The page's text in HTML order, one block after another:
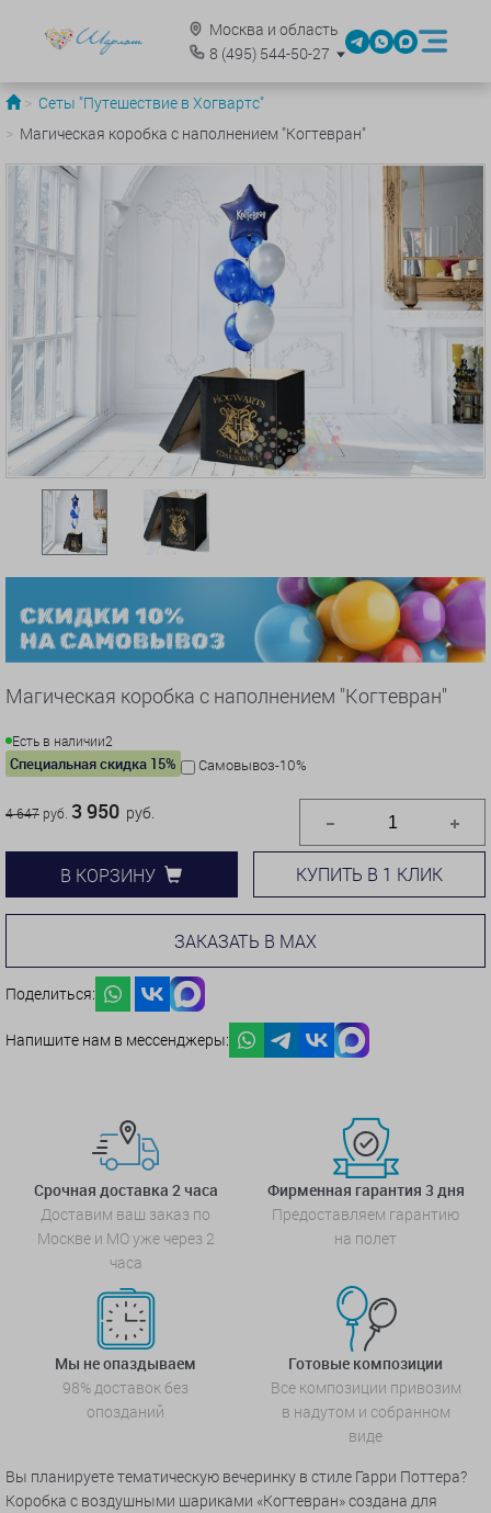
Москва и область
8 (495)544-50-27
Сеты "Путешествие в Хогвартс"
Магическая коробка с наполнением "Когтевран"
Магическая коробка с наполнением "Когтевран"
Есть в наличии2
Специальная скидка 15% Самовывоз-10%
4 647 руб. 3 950 руб.
В КОРЗИНУ КУПИТЬ В 1 КЛИК
ЗАКАЗАТЬ В MAX
Поделиться:
Напишите нам в мессенджеры:
Срочная доставка 2 часа
Доставим ваш заказ по
Москве и МО уже через 2
часа
Фирменная гарантия 3 дня
Предоставляем гарантию
на полет
Мы не опаздываем
98% доставок без
опозданий
Готовые композиции
Все композиции привозим
в надутом и собранном
виде
Вы планируете тематическую вечеринку в стиле Гарри Поттера?
Коробка с воздушными шариками «Когтевран» создана для